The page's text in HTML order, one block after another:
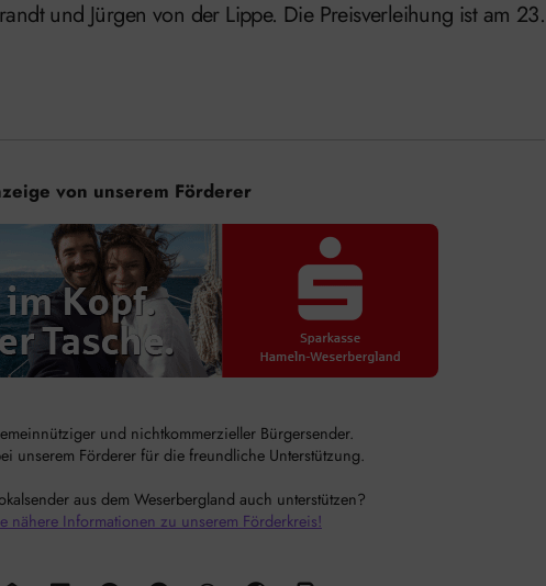
und Jürgen von der Lippe. Die Preisverleihung ist am 23.
von unserem Förderer
und nichtkommerzieller Bürgersender.
unserem Förderer für die freundliche Unterstützung.
aus dem Weserbergland auch unterstützen?
nähere Informationen zu unserem Förderkreis!